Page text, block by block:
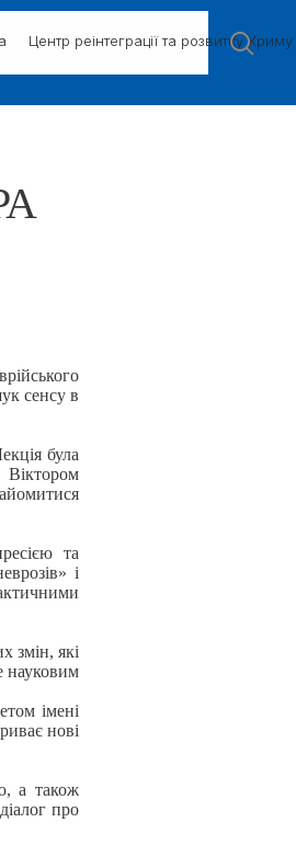
Центр реінтеграції та розвитку Криму
сенсу в
була
Віктором
та
і
змін, які
науковим
імені
нові
а також
про